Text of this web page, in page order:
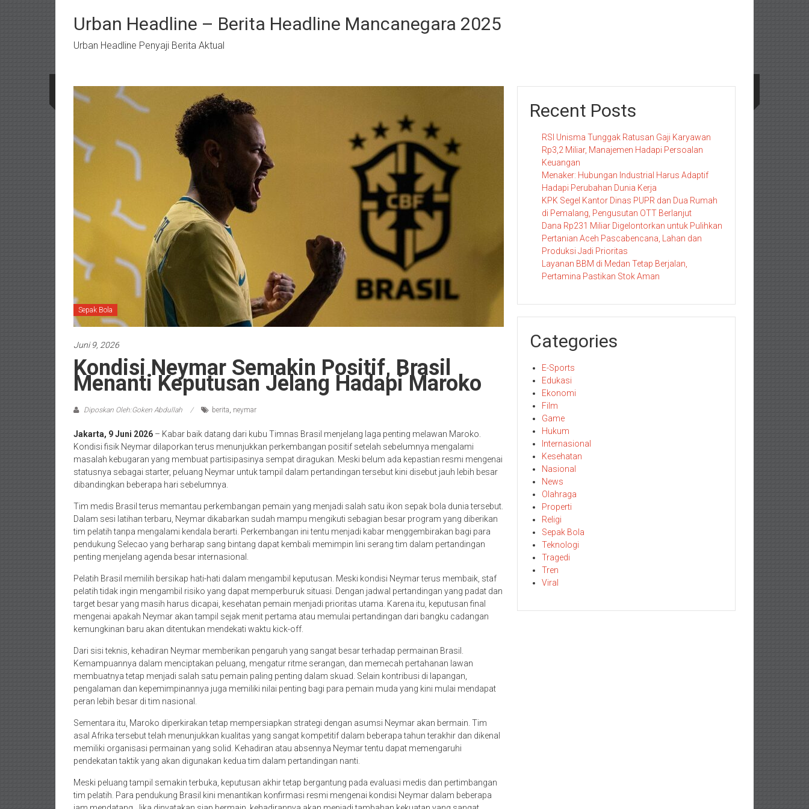
kontenUrban Headline – Berita Headline Mancanegara 2025
Urban Headline Penyaji Berita Aktual
Sepak Bola
Juni 9, 2026
Kondisi Neymar Semakin Positif, Brasil
Menanti Keputusan Jelang Hadapi Maroko
Diposkan Oleh:Goken Abdullah berita, neymar
Jakarta, 9 Juni 2026 – Kabar baik datang dari kubu Timnas Brasil menjelang laga penting melawan Maroko.
Kondisi fisik Neymar dilaporkan terus menunjukkan perkembangan positif setelah sebelumnya mengalami
masalah kebugaran yang membuat partisipasinya sempat diragukan. Meski belum ada kepastian resmi mengenai
statusnya sebagai starter, peluang Neymar untuk tampil dalam pertandingan tersebut kini disebut jauh lebih besar
dibandingkan beberapa hari sebelumnya.
Tim medis Brasil terus memantau perkembangan pemain yang menjadi salah satu ikon sepak bola dunia tersebut.
Dalam sesi latihan terbaru, Neymar dikabarkan sudah mampu mengikuti sebagian besar program yang diberikan
tim pelatih tanpa mengalami kendala berarti. Perkembangan ini tentu menjadi kabar menggembirakan bagi para
pendukung Selecao yang berharap sang bintang dapat kembali memimpin lini serang tim dalam pertandingan
penting menjelang agenda besar internasional.
Pelatih Brasil memilih bersikap hati-hati dalam mengambil keputusan. Meski kondisi Neymar terus membaik, staf
pelatih tidak ingin mengambil risiko yang dapat memperburuk situasi. Dengan jadwal pertandingan yang padat dan
target besar yang masih harus dicapai, kesehatan pemain menjadi prioritas utama. Karena itu, keputusan final
mengenai apakah Neymar akan tampil sejak menit pertama atau memulai pertandingan dari bangku cadangan
kemungkinan baru akan ditentukan mendekati waktu kick-off.
Dari sisi teknis, kehadiran Neymar memberikan pengaruh yang sangat besar terhadap permainan Brasil.
Kemampuannya dalam menciptakan peluang, mengatur ritme serangan, dan memecah pertahanan lawan
membuatnya tetap menjadi salah satu pemain paling penting dalam skuad. Selain kontribusi di lapangan,
pengalaman dan kepemimpinannya juga memiliki nilai penting bagi para pemain muda yang kini mulai mendapat
peran lebih besar di tim nasional.
Sementara itu, Maroko diperkirakan tetap mempersiapkan strategi dengan asumsi Neymar akan bermain. Tim
asal Afrika tersebut telah menunjukkan kualitas yang sangat kompetitif dalam beberapa tahun terakhir dan dikenal
memiliki organisasi permainan yang solid. Kehadiran atau absennya Neymar tentu dapat memengaruhi
pendekatan taktik yang akan digunakan kedua tim dalam pertandingan nanti.
Meski peluang tampil semakin terbuka, keputusan akhir tetap bergantung pada evaluasi medis dan pertimbangan
tim pelatih. Para pendukung Brasil kini menantikan konfirmasi resmi mengenai kondisi Neymar dalam beberapa
Recent Posts
RSI Unisma Tunggak Ratusan Gaji Karyawan
Rp3,2 Miliar, Manajemen Hadapi Persoalan
Keuangan
Menaker: Hubungan Industrial Harus Adaptif
Hadapi Perubahan Dunia Kerja
KPK Segel Kantor Dinas PUPR dan Dua Rumah
di Pemalang, Pengusutan OTT Berlanjut
Dana Rp231 Miliar Digelontorkan untuk Pulihkan
Pertanian Aceh Pascabencana, Lahan dan
Produksi Jadi Prioritas
Layanan BBM di Medan Tetap Berjalan,
Pertamina Pastikan Stok Aman
Categories
E-Sports
Edukasi
Ekonomi
Film
Game
Hukum
Internasional
Kesehatan
Nasional
News
Olahraga
Properti
Religi
Sepak Bola
Teknologi
Tragedi
Tren
Viral